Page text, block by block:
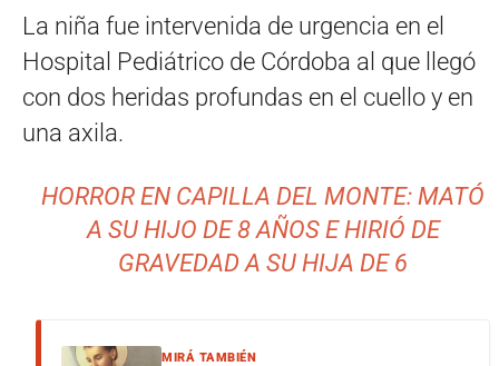
La niña fue intervenida de urgencia en el
Hospital Pediátrico de Córdoba al que llegó
con dos heridas profundas en el cuello y en
una axila.
HORROR EN CAPILLA DEL MONTE: MATÓ
A SU HIJO DE 8 AÑOS E HIRIÓ DE
GRAVEDAD A SU HIJA DE 6
MIRÁ TAMBIÉN